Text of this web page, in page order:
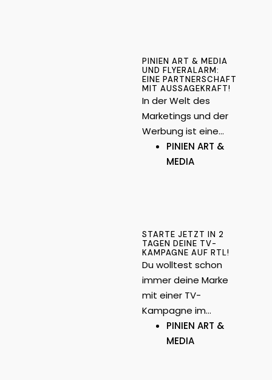
PINIEN ART & MEDIA
UND FLYERALARM:
EINE PARTNERSCHAFT
MIT AUSSAGEKRAFT!
In der Welt des
Marketings und der
Werbung ist eine…
PINIEN ART &
MEDIA
STARTE JETZT IN 2
TAGEN DEINE TV-
KAMPAGNE AUF RTL!
Du wolltest schon
immer deine Marke
mit einer TV-
Kampagne im…
PINIEN ART &
MEDIA